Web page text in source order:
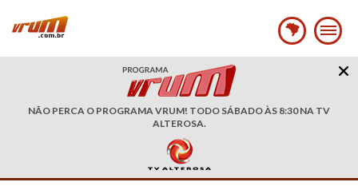
NÃO PERCA O PROGRAMA VRUM! TODO SÁBADO ÀS 8:30 NA TV
ALTEROSA.